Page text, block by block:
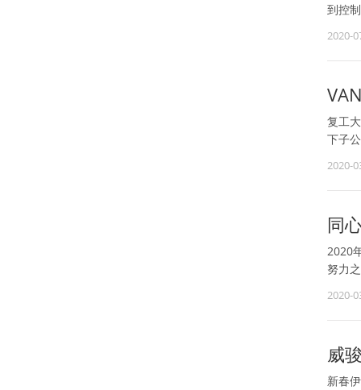
到控
2020-
复工
下子
防疫工
2020-
同
2020
努力
2020-
威
新春